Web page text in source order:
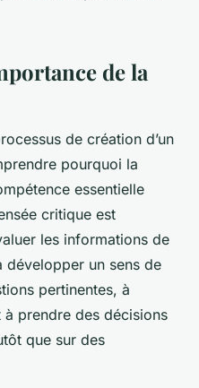
de la
de création d’un
pourquoi la
essentielle
critique est
les informations de
un sens de
pertinentes, à
prendre des décisions
que sur des